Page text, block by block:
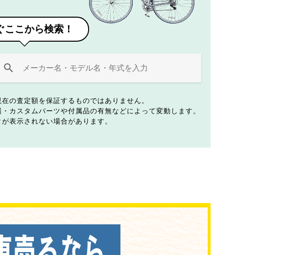
ここから検索！
の査定額を保証するものではありません。
カスタムパーツや付属品の有無などによって変動します。
表示されない場合があります。